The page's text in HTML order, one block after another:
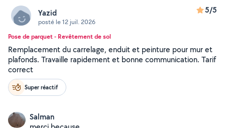
Yazid
posté le 12 juil. 2026
5/5
Pose de parquet - Revêtement de sol
Remplacement du carrelage, enduit et peinture pour mur et
plafonds. Travaille rapidement et bonne communication. Tarif
correct
Super réactif
Salman